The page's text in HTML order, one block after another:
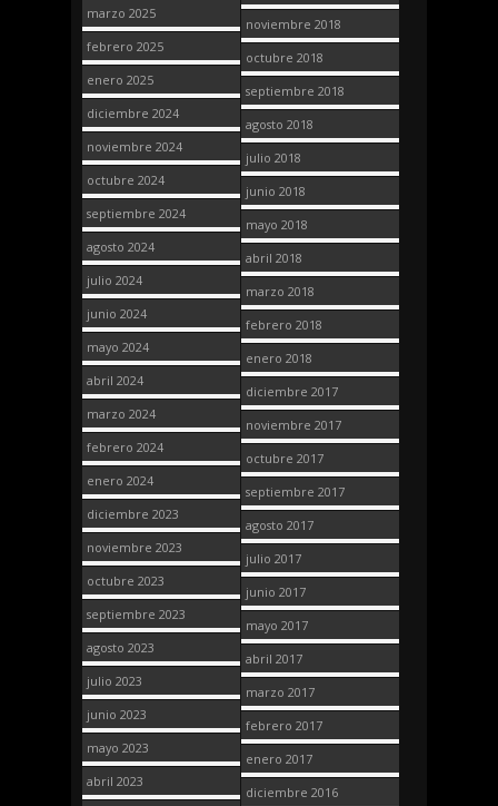
marzo 2025
febrero 2025
enero 2025
diciembre 2024
noviembre 2024
octubre 2024
septiembre 2024
agosto 2024
julio 2024
junio 2024
mayo 2024
abril 2024
marzo 2024
febrero 2024
enero 2024
diciembre 2023
noviembre 2023
octubre 2023
septiembre 2023
agosto 2023
julio 2023
junio 2023
mayo 2023
abril 2023
noviembre 2018
octubre 2018
septiembre 2018
agosto 2018
julio 2018
junio 2018
mayo 2018
abril 2018
marzo 2018
febrero 2018
enero 2018
diciembre 2017
noviembre 2017
octubre 2017
septiembre 2017
agosto 2017
julio 2017
junio 2017
mayo 2017
abril 2017
marzo 2017
febrero 2017
enero 2017
diciembre 2016